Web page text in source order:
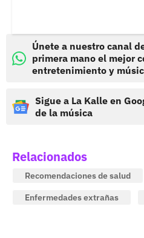
Únete a nuestro canal
primera mano el mejor
entretenimiento y
Sigue a La Kalle en
de la música
Relacionados
Recomendaciones de salud
Enfermedades extrañas